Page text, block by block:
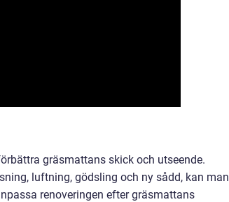
gräsmattans skick och utseende.
luftning, gödsling och ny sådd, kan man
renoveringen efter gräsmattans